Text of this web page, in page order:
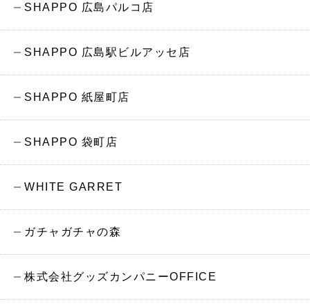
SHAPPO 広島パルコ店
SHAPPO 広島駅ビルアッセ店
SHAPPO 紙屋町店
SHAPPO 袋町店
WHITE GARRET
ガチャガチャの森
株式会社グッズカンパニーOFFICE